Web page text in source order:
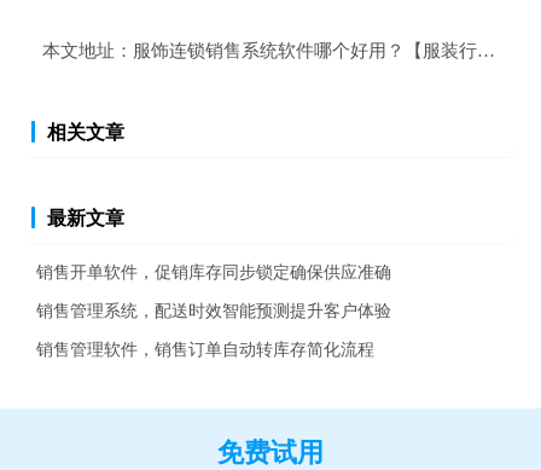
本文地址： 服饰连锁销售系统软件哪个好用？【服装行业销售
相关文章
最新文章
销售开单软件，促销库存同步锁定确保供应准确
销售管理系统，配送时效智能预测提升客户体验
销售管理软件，销售订单自动转库存简化流程
免费试用